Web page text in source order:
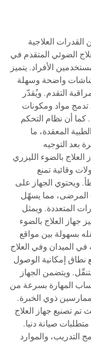
القدرات العلاجية
الضوئي المتقدم في
الأفراد. يتميز
شاشات واضحة وسهلة
التقدم. ويُقدّر
تدمج مواد ومكونات
كما أن نظام التحكم
المعقدة، ما
بعد التوجيه
بالضوء الليزري
وقائية تمنع
ويحتوي الجهاز على
المرضى، مما يسهّل
المتعددة. ويمثل
جهاز العلاج بالضوء
بسهولة بين مواقع
في الميدان وفي العلاج
نطاق إمكانية الوصول
ويتضمن الجهاز
المهارة بسرعة من
ذوي الخبرة.
تم تصنيع جهاز العلاج
صيانة دنيا.
التدريب، والموارد